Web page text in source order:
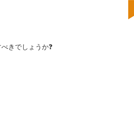
きでしょうか❓